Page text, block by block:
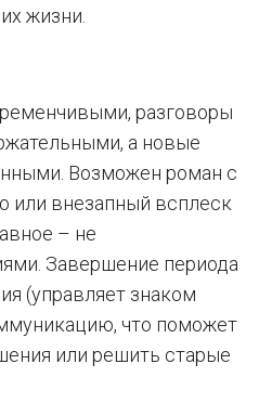
жизни.
разговоры
а новые
Возможен роман с
или внезапный всплеск
– не
Завершение периода
(управляет знаком
что поможет
или решить старые